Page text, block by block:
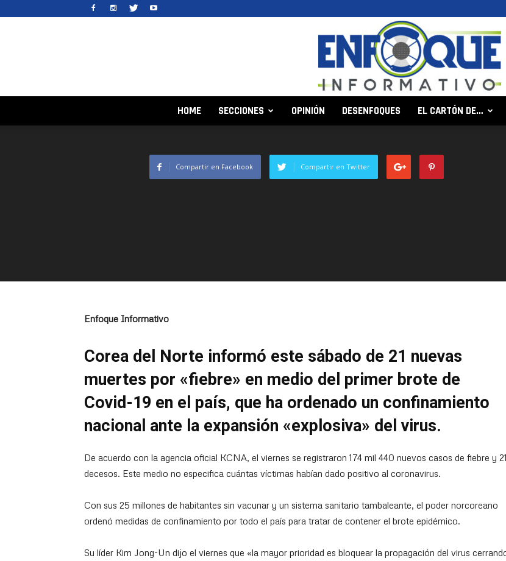
HOME SECCIONES OPINIÓN DESENFOQUES EL CARTÓN DE…
Compartir en Facebook Compartir en Twitter
Enfoque Informativo
Corea del Norte informó este sábado de 21 nuevas
muertes por «fiebre» en medio del primer brote de
Covid-19 en el país, que ha ordenado un confinamiento
nacional ante la expansión «explosiva» del virus.
De acuerdo con la agencia oficial KCNA, el viernes se registraron 174 mil 440 nuevos casos de fiebre y 21
decesos. Este medio no especifica cuántas víctimas habían dado positivo al coronavirus.
Con sus 25 millones de habitantes sin vacunar y un sistema sanitario tambaleante, el poder norcoreano
ordenó medidas de confinamiento por todo el país para tratar de contener el brote epidémico.
Su líder Kim Jong-Un dijo el viernes que «la mayor prioridad es bloquear la propagación del virus